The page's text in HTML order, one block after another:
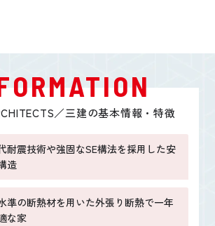
／三建の基本情報・特徴
耐震技術や強固なSE構法を採用した安
造
準の断熱材を用いた外張り断熱で一年
な家